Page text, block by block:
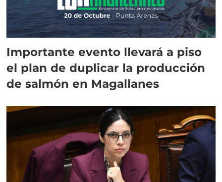
Importante evento llevará a piso
el plan de duplicar la producción
de salmón en Magallanes